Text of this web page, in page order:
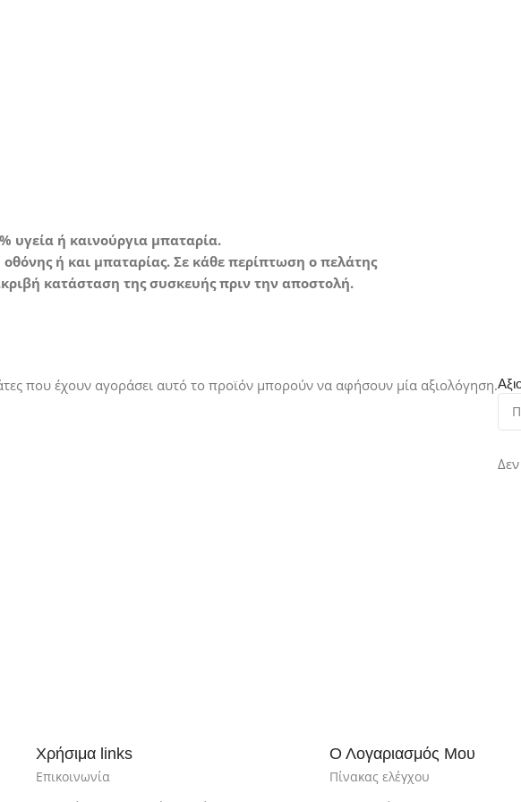
υγεία ή καινούργια μπαταρία.
ή και μπαταρίας. Σε κάθε περίπτωση ο πελάτης
κατάσταση της συσκευής πριν την αποστολή.
που έχουν αγοράσει αυτό το προϊόν μπορούν να αφήσουν μία αξιολόγηση.
Χρήσιμα links
Επικοινωνία
Ο Λογαριασμός Μου
Πίνακας ελέγχου